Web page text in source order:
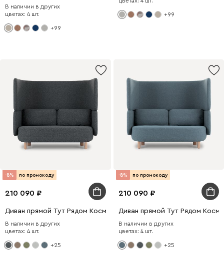
В наличии в других
цветах: 4 шт.
+99
+99
-8% по промокоду
210 090
Диван прямой Тут Рядом Космос Рогожка Графитовый
В наличии в других
цветах: 4 шт.
+25
-8% по промокоду
210 090
Диван прямой Тут Рядом
В наличии в других
цветах: 4 шт.
+25